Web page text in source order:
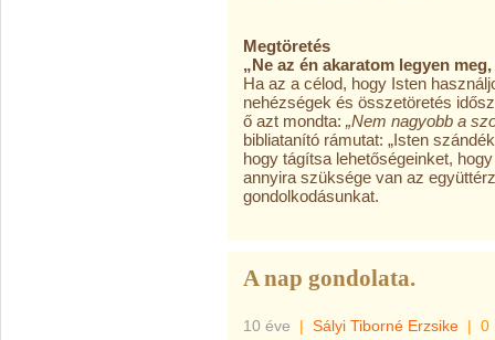
Megtöretés
„Ne az én akaratom legyen
Ha az a célod, hogy Isten
nehézségek és összetöretés
ő azt mondta: „Nem nagyobb a
bibliatanító rámutat: „Isten
hogy tágítsa lehetőségeinket,
annyira szüksége van az
gondolkodásunkat.
A nap gondolata.
10 éve | Sályi Tiborné Erzsike | 0